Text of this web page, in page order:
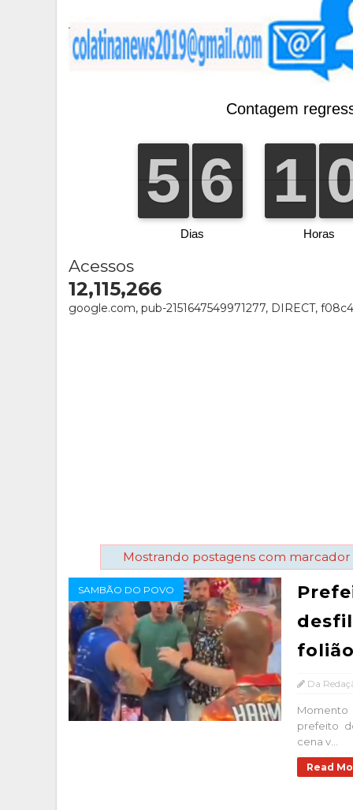
Acessos
12,115,266
google.com, pub-2151647549971277, DIRECT,
Mostrando postagens com marcador
SAMBÃO DO POVO
Da
prefeito
cena v...
Read